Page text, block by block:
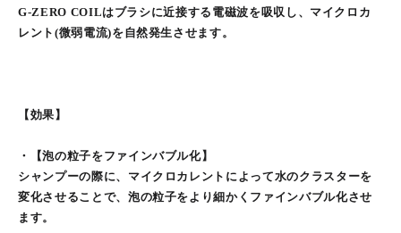
G-ZERO COILはブラシに近接する電磁波を吸収し、マイクロカ
レント(微弱電流)を自然発生させます。
【効果】
・【泡の粒子をファインバブル化】
シャンプーの際に、マイクロカレントによって水のクラスターを
変化させることで、泡の粒子をより細かくファインバブル化させ
ます。